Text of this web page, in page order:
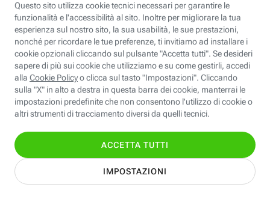
App FastwebPlus
Un'app unica per
conoscere, informare,
ispirare
Seguici